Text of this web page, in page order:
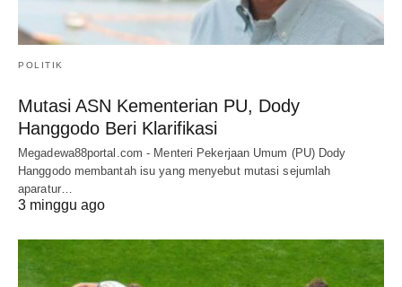
POLITIK
Mutasi ASN Kementerian PU, Dody
Hanggodo Beri Klarifikasi
Megadewa88portal.com - Menteri Pekerjaan Umum (PU) Dody
Hanggodo membantah isu yang menyebut mutasi sejumlah
aparatur…
3 minggu ago